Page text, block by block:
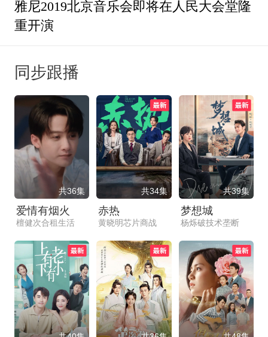
雅尼2019北京音乐会即将在人民大会堂隆
重开演
同步跟播
共36集
爱情有烟火
檀健次合租生活
共34集
赤热
黄晓明芯片商战
共39集
梦想城
杨烁破技术垄断